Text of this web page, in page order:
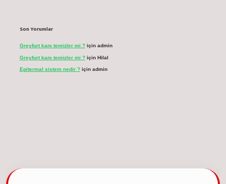
Son Yorumlar
Greyfurt kanı temizler mi ?için admin
Greyfurt kanı temizler mi ?için Hilal
Epitermal sistem nedir ?için admin